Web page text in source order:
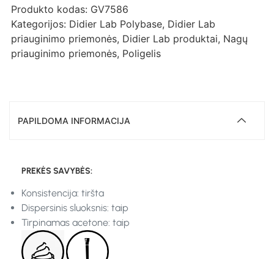
Produkto kodas: GV7586
Kategorijos: Didier Lab Polybase, Didier Lab
priauginimo priemonės, Didier Lab produktai, Nagų
priauginimo priemonės, Poligelis
PAPILDOMA INFORMACIJA
PREKĖS SAVYBĖS:
Konsistencija: tiršta
Dispersinis sluoksnis: taip
Tirpinamas acetone: taip